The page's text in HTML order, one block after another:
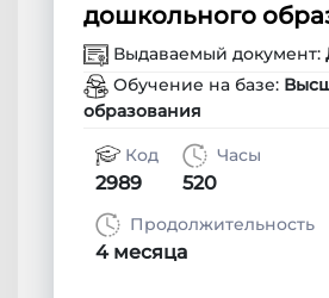
дошкольного
Выдаваемый документ:
Обучение на базе:
образования
Код
2989
Часы
520
Продолжительность
4 месяца